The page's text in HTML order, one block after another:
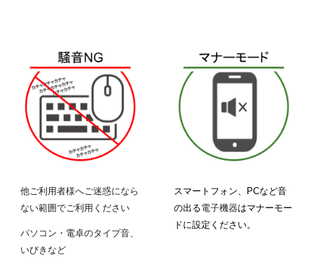
他ご利用者様へご迷惑になら
ない範囲でご利用ください
パソコン・電卓のタイプ音、
いびきなど
スマートフォン、PCなど音
の出る電子機器はマナーモー
ドに設定ください。